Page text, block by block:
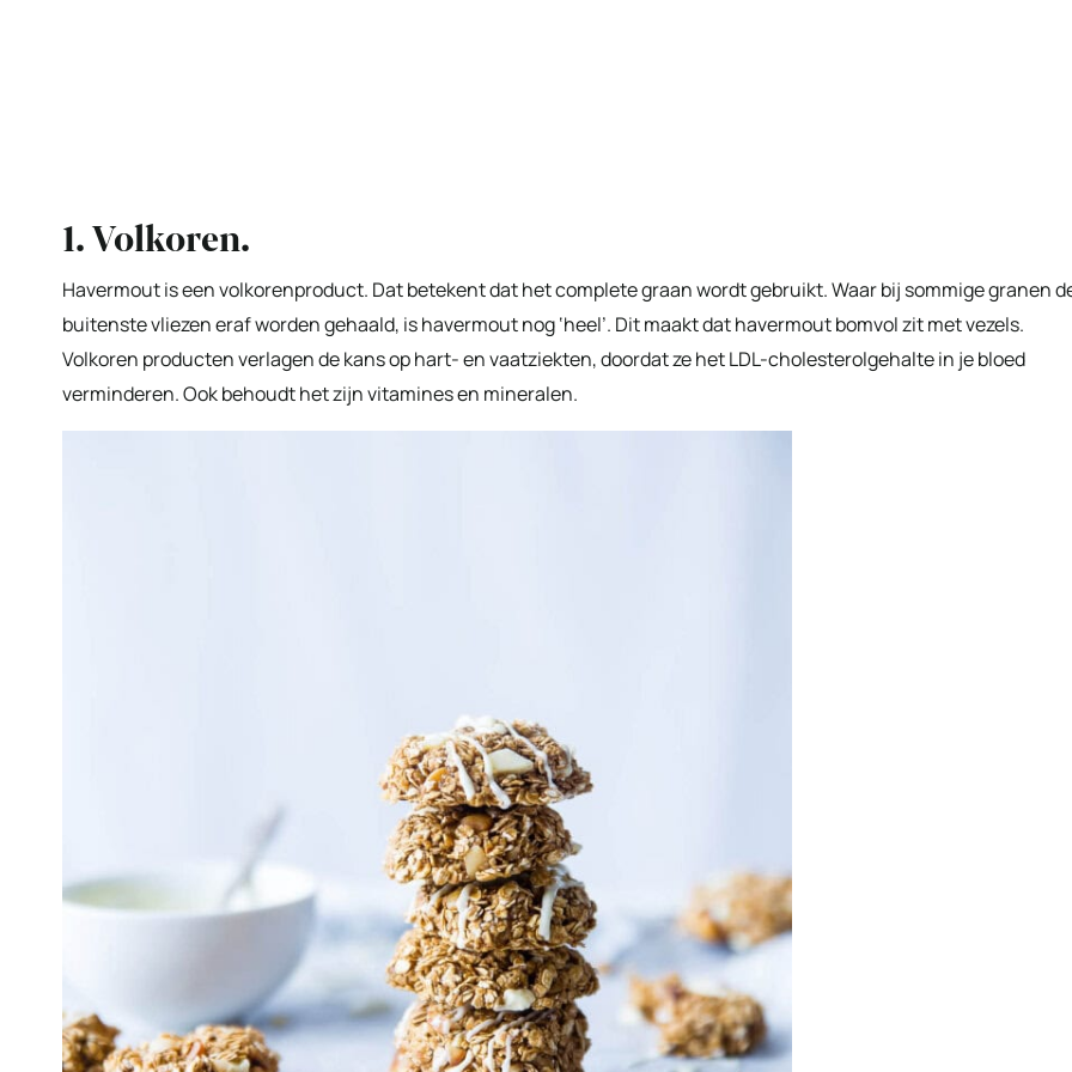
1. Volkoren.
Havermout is een volkorenproduct. Dat betekent dat het complete graan wordt gebruikt. Waar bij sommige granen
buitenste vliezen eraf worden gehaald, is havermout nog ‘heel’. Dit maakt dat havermout bomvol zit met vezels.
Volkoren producten verlagen de kans op hart- en vaatziekten, doordat ze het LDL-cholesterolgehalte in je bloed
verminderen. Ook behoudt het zijn vitamines en mineralen.